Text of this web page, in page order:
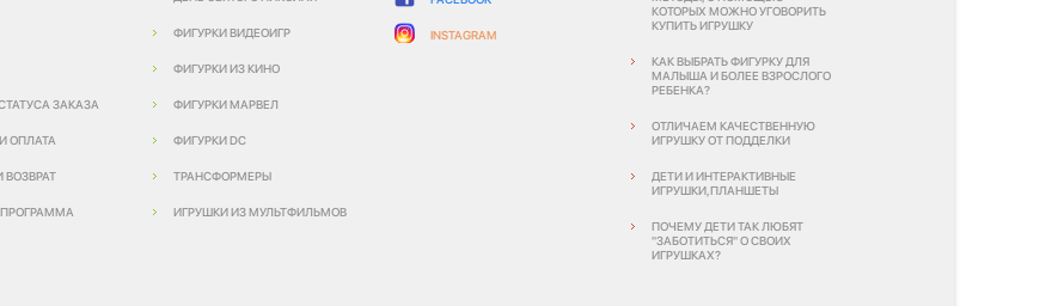
ЗАКАЗА
ОПЛАТА
ВОЗВРАТ
ФИГУРКИ ВИДЕОИГР
ФИГУРКИ ИЗ КИНО
ФИГУРКИ МАРВЕЛ
ФИГУРКИ DC
ТРАНСФОРМЕРЫ
ИГРУШКИ ИЗ МУЛЬТФИЛЬМОВ
INSTAGRAM
КОТОРЫХ МОЖНО УГОВОРИТЬ
КУПИТЬ ИГРУШКУ
КАК ВЫБРАТЬ ФИГУРКУ ДЛЯ
МАЛЫША И БОЛЕЕ ВЗРОСЛОГО
РЕБЕНКА?
ОТЛИЧАЕМ КАЧЕСТВЕННУЮ
ИГРУШКУ ОТ ПОДДЕЛКИ
ДЕТИ И ИНТЕРАКТИВНЫЕ
ИГРУШКИ,ПЛАНШЕТЫ
ПОЧЕМУ ДЕТИ ТАК ЛЮБЯТ
"ЗАБОТИТЬСЯ" О СВОИХ
ИГРУШКАХ?